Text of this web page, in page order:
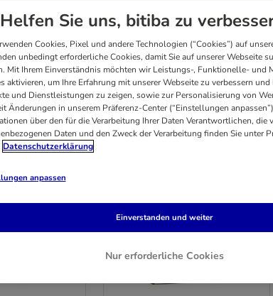
sich an der natürlichen Ernährung des Hundes. Als
enthält hochwertiges Obst, Gemüse und verschiedene
Helfen Sie uns, bitiba zu
Cookies, Pixel und andere Technologien (“Cookies”) auf
unbedingt erforderliche Cookies, damit Sie auf unserer Webseite
Mit Ihrem Einverständnis möchten wir Leistungs-, Funktionelle- und
aktivieren, um Ihre Erfahrung mit unserer Webseite zu verbessern und
und Dienstleistungen zu zeigen, sowie zur Personalisierung von
Änderungen in unserem Präferenz-Center (“Einstellungen
über den für die Verarbeitung Ihrer Daten Verantwortlichen, die
Daten und den Zweck der Verarbeitung finden Sie unter
Datenschutzerklärung
anpassen
Nur erforderliche Cookies
Einverstanden und weiter